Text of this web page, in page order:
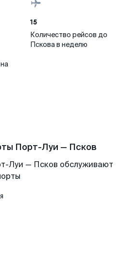
15
Количество рейсов до
Пскова в неделю
Порт-Луи — Псков
Луи — Псков обслуживают